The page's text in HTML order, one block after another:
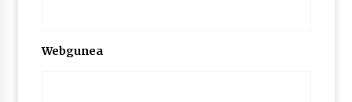
Webgunea